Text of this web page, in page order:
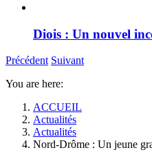
Diois : Un nouvel
Précédent Suivant
You are here:
ACCUEIL
Actualités
Actualités
Nord-Drôme : Un jeune